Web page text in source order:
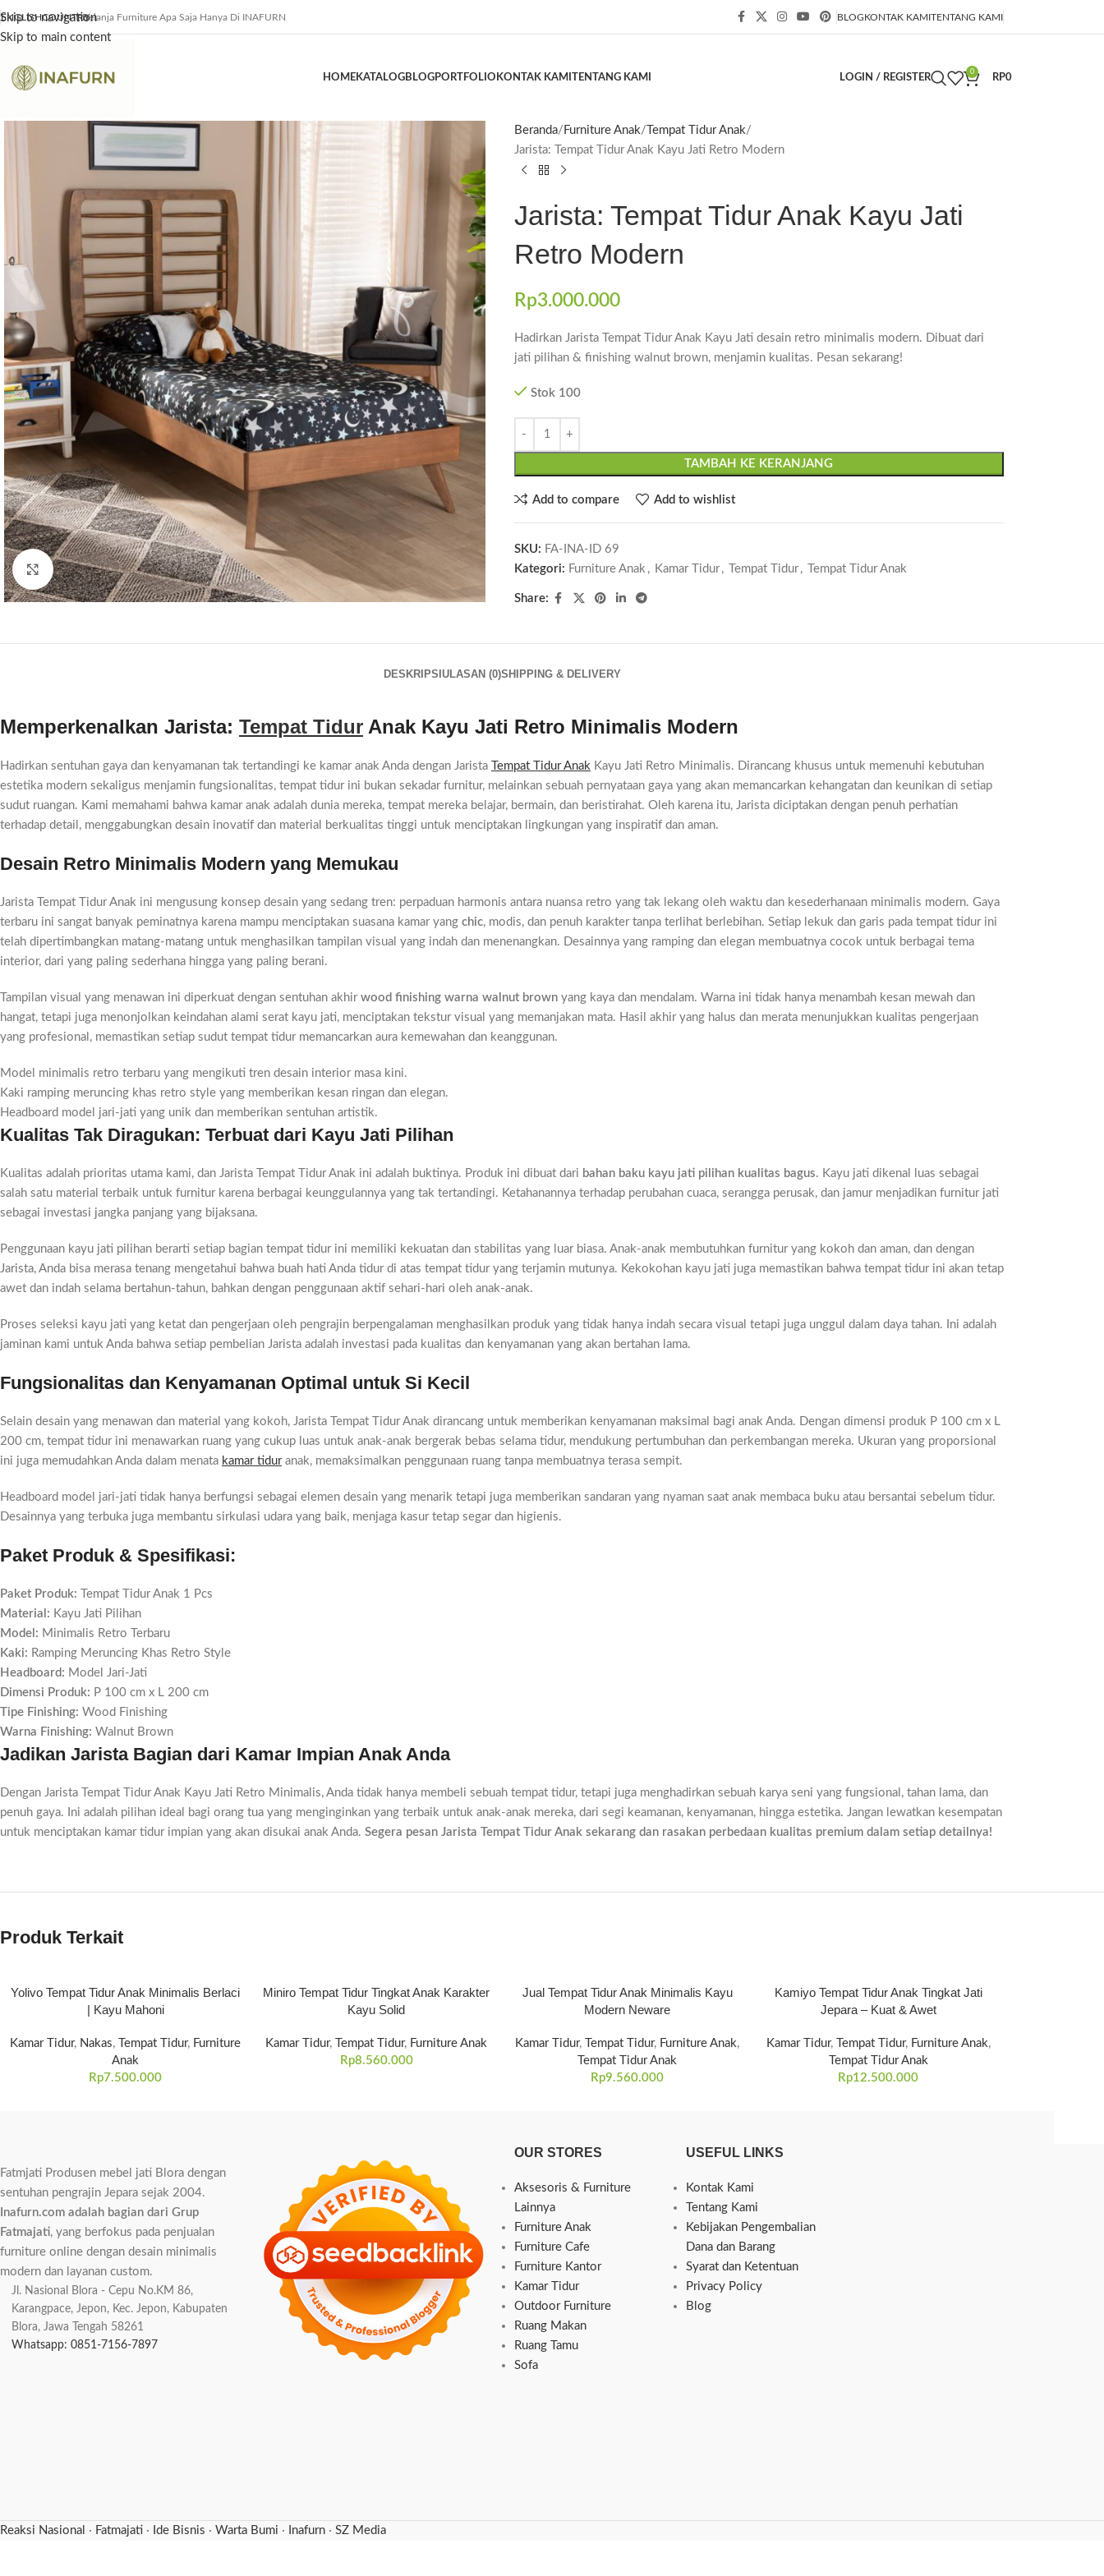
Skip to navigation
Skip to main content
ENGLISHCOUNTRYBelanja Furniture Apa Saja Hanya Di INAFURN BLOGKONTAK KAMITENTANG KAMI
HOMEKATALOGBLOGPORTFOLIO KONTAK KAMITENTANG KAMI LOGIN / REGISTER
0
RP0
Click to enlarge
Beranda Furniture Anak
Tempat Tidur Anak
Jarista: Tempat Tidur Anak Kayu Jati Retro Modern
Jarista: Tempat Tidur Anak Kayu Jati
Retro Modern
Rp3.000.000
Hadirkan Jarista Tempat Tidur Anak Kayu Jati desain retro minimalis modern. Dibuat dari
jati pilihan & finishing walnut brown, menjamin kualitas. Pesan sekarang!
Stok 100
TAMBAH KE KERANJANG
Add to compare Add to wishlist
SKU: FA-INA-ID 69
Kategori: Furniture Anak , Kamar Tidur , Tempat Tidur , Tempat Tidur Anak
Share:
DESKRIPSI ULASAN (0)SHIPPING & DELIVERY
Memperkenalkan Jarista: Tempat Tidur Anak Kayu Jati Retro Minimalis Modern
Hadirkan sentuhan gaya dan kenyamanan tak tertandingi ke kamar anak Anda dengan Jarista Tempat Tidur Anak Kayu Jati Retro Minimalis. Dirancang khusus untuk memenuhi kebutuhan
estetika modern sekaligus menjamin fungsionalitas, tempat tidur ini bukan sekadar furnitur, melainkan sebuah pernyataan gaya yang akan memancarkan kehangatan dan keunikan di setiap
sudut ruangan. Kami memahami bahwa kamar anak adalah dunia mereka, tempat mereka belajar, bermain, dan beristirahat. Oleh karena itu, Jarista diciptakan dengan penuh perhatian
terhadap detail, menggabungkan desain inovatif dan material berkualitas tinggi untuk menciptakan lingkungan yang inspiratif dan aman.
Desain Retro Minimalis Modern yang Memukau
Jarista Tempat Tidur Anak ini mengusung konsep desain yang sedang tren: perpaduan harmonis antara nuansa retro yang tak lekang oleh waktu dan kesederhanaan minimalis modern. Gaya
terbaru ini sangat banyak peminatnya karena mampu menciptakan suasana kamar yang chic, modis, dan penuh karakter tanpa terlihat berlebihan. Setiap lekuk dan garis pada tempat tidur ini
telah dipertimbangkan matang-matang untuk menghasilkan tampilan visual yang indah dan menenangkan. Desainnya yang ramping dan elegan membuatnya cocok untuk berbagai tema
interior, dari yang paling sederhana hingga yang paling berani.
Tampilan visual yang menawan ini diperkuat dengan sentuhan akhir wood finishing warna walnut brown yang kaya dan mendalam. Warna ini tidak hanya menambah kesan mewah dan
hangat, tetapi juga menonjolkan keindahan alami serat kayu jati, menciptakan tekstur visual yang memanjakan mata. Hasil akhir yang halus dan merata menunjukkan kualitas pengerjaan
yang profesional, memastikan setiap sudut tempat tidur memancarkan aura kemewahan dan keanggunan.
Model minimalis retro terbaru yang mengikuti tren desain interior masa kini.
Kaki ramping meruncing khas retro style yang memberikan kesan ringan dan elegan.
Headboard model jari-jati yang unik dan memberikan sentuhan artistik.
Kualitas Tak Diragukan: Terbuat dari Kayu Jati Pilihan
Kualitas adalah prioritas utama kami, dan Jarista Tempat Tidur Anak ini adalah buktinya. Produk ini dibuat dari bahan baku kayu jati pilihan kualitas bagus. Kayu jati dikenal luas sebagai
salah satu material terbaik untuk furnitur karena berbagai keunggulannya yang tak tertandingi. Ketahanannya terhadap perubahan cuaca, serangga perusak, dan jamur menjadikan furnitur jati
sebagai investasi jangka panjang yang bijaksana.
Penggunaan kayu jati pilihan berarti setiap bagian tempat tidur ini memiliki kekuatan dan stabilitas yang luar biasa. Anak-anak membutuhkan furnitur yang kokoh dan aman, dan dengan
Jarista, Anda bisa merasa tenang mengetahui bahwa buah hati Anda tidur di atas tempat tidur yang terjamin mutunya. Kekokohan kayu jati juga memastikan bahwa tempat tidur ini akan tetap
awet dan indah selama bertahun-tahun, bahkan dengan penggunaan aktif sehari-hari oleh anak-anak.
Proses seleksi kayu jati yang ketat dan pengerjaan oleh pengrajin berpengalaman menghasilkan produk yang tidak hanya indah secara visual tetapi juga unggul dalam daya tahan. Ini adalah
jaminan kami untuk Anda bahwa setiap pembelian Jarista adalah investasi pada kualitas dan kenyamanan yang akan bertahan lama.
Fungsionalitas dan Kenyamanan Optimal untuk Si Kecil
Selain desain yang menawan dan material yang kokoh, Jarista Tempat Tidur Anak dirancang untuk memberikan kenyamanan maksimal bagi anak Anda. Dengan dimensi produk P 100 cm x L
200 cm, tempat tidur ini menawarkan ruang yang cukup luas untuk anak-anak bergerak bebas selama tidur, mendukung pertumbuhan dan perkembangan mereka. Ukuran yang proporsional
ini juga memudahkan Anda dalam menata kamar tiduranak, memaksimalkan penggunaan ruang tanpa membuatnya terasa sempit.
Headboard model jari-jati tidak hanya berfungsi sebagai elemen desain yang menarik tetapi juga memberikan sandaran yang nyaman saat anak membaca buku atau bersantai sebelum tidur.
Desainnya yang terbuka juga membantu sirkulasi udara yang baik, menjaga kasur tetap segar dan higienis.
Paket Produk & Spesifikasi:
Paket Produk: Tempat Tidur Anak 1 Pcs
Material: Kayu Jati Pilihan
Model: Minimalis Retro Terbaru
Kaki: Ramping Meruncing Khas Retro Style
Headboard: Model Jari-Jati
Dimensi Produk: P 100 cm x L 200 cm
Tipe Finishing: Wood Finishing
Warna Finishing: Walnut Brown
Jadikan Jarista Bagian dari Kamar Impian Anak Anda
Dengan Jarista Tempat Tidur Anak Kayu Jati Retro Minimalis, Anda tidak hanya membeli sebuah tempat tidur, tetapi juga menghadirkan sebuah karya seni yang fungsional, tahan lama, dan
penuh gaya. Ini adalah pilihan ideal bagi orang tua yang menginginkan yang terbaik untuk anak-anak mereka, dari segi keamanan, kenyamanan, hingga estetika. Jangan lewatkan kesempatan
untuk menciptakan kamar tidur impian yang akan disukai anak Anda. Segera pesan Jarista Tempat Tidur Anak sekarang dan rasakan perbedaan kualitas premium dalam setiap detailnya!
Produk Terkait
Yolivo Tempat Tidur Anak Minimalis Berlaci
| Kayu Mahoni
Kamar Tidur, Nakas, Tempat Tidur, Furniture
Anak
Rp7.500.000
Miniro Tempat Tidur Tingkat Anak Karakter
Kayu Solid
Kamar Tidur, Tempat Tidur, Furniture Anak
Rp8.560.000
Jual Tempat Tidur Anak Minimalis Kayu
Modern Neware
Kamar Tidur, Tempat Tidur, Furniture Anak,
Tempat Tidur Anak
Rp9.560.000
Kamiyo Tempat Tidur Anak Tingkat Jati
Jepara – Kuat & Awet
Kamar Tidur, Tempat Tidur, Furniture Anak,
Tempat Tidur Anak
Rp12.500.000
Fatmjati Produsen mebel jati Blora dengan
sentuhan pengrajin Jepara sejak 2004.
Inafurn.com adalah bagian dari Grup
Fatmajati, yang berfokus pada penjualan
furniture online dengan desain minimalis
modern dan layanan custom.
Jl. Nasional Blora - Cepu No.KM 86,
Karangpace, Jepon, Kec. Jepon, Kabupaten
Blora, Jawa Tengah 58261
Whatsapp: 0851-7156-7897
OUR STORES
Aksesoris & Furniture
Lainnya
Furniture Anak
Furniture Cafe
Furniture Kantor
Kamar Tidur
Outdoor Furniture
Ruang Makan
Ruang Tamu
Sofa
USEFUL LINKS
Kontak Kami
Tentang Kami
Kebijakan Pengembalian
Dana dan Barang
Syarat dan Ketentuan
Privacy Policy
Blog
Reaksi Nasional · Fatmajati · Ide Bisnis · Warta Bumi · Inafurn · SZ Media